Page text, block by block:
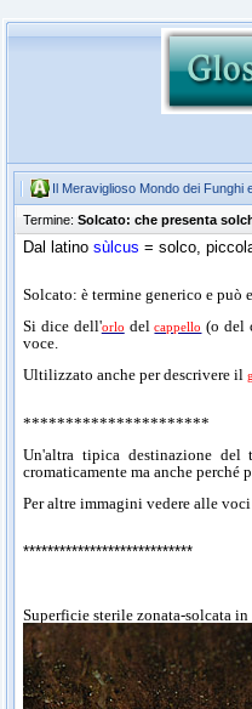
Il Meraviglioso Mondo dei Funghi
Termine: Solcato: che presenta
Dal latino sùlcus = solco,
Solcato: è termine generico e può
Si dice dell'orlo delcappello (o del
voce.
Ultilizzato anche per descrivere il
**********************
Un'altra tipica destinazione del
cromaticamente ma anche
Per altre immagini vedere alle voci
****************************
Superficie sterile zonata-solcata in